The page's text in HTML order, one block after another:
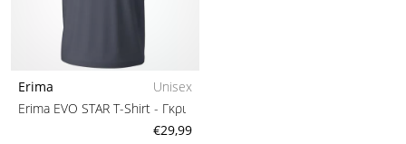
Erima
Unisex
Erima EVO STAR T-Shirt - Γκρι
€29,99